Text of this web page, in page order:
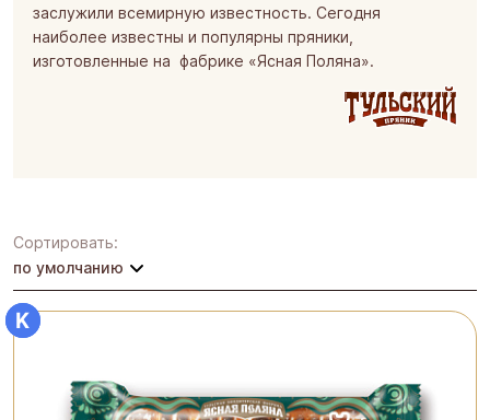
заслужили всемирную известность. Сегодня
наиболее известны и популярны пряники,
изготовленные на фабрике «Ясная Поляна».
Сортировать:
по умолчанию